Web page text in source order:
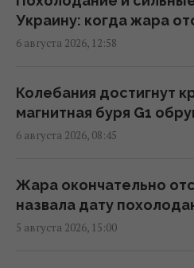
Bloomberg
11:26 пятница, 07 августа 2026
Есть еще много целей:
сделал жесткое
российских дронах
В Сумской области
людям на рынке: много
Украину: когда жара
6 августа 2026, 12:58
Колебания достигнут
магнитная буря G1
6 августа 2026, 08:45
Жара окончательно
назвала дату
5 августа 2026, 15:00